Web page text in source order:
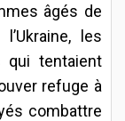
âgés de
les
qui tentaient
refuge à
combattre